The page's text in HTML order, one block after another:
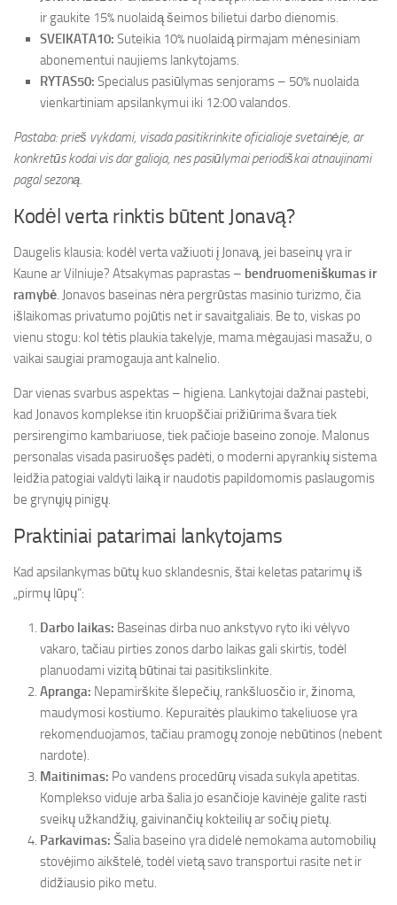
ir gaukite 15% nuolaidą šeimos bilietui darbo dienomis.
SVEIKATA10: Suteikia 10% nuolaidą pirmajam mėnesiniam
abonementui naujiems lankytojams.
RYTAS50: Specialus pasiūlymas senjorams – 50% nuolaida
vienkartiniam apsilankymui iki 12:00 valandos.
Pastaba: prieš vykdami, visada pasitikrinkite oficialioje svetainėje, ar
konkretūs kodai vis dar galioja, nes pasiūlymai periodiškai atnaujinami
pagal sezoną.
Kodėl verta rinktis būtent Jonavą?
Daugelis klausia: kodėl verta važiuoti į Jonavą, jei baseinų yra ir
Kaune ar Vilniuje? Atsakymas paprastas – bendruomeniškumas ir
ramybė. Jonavos baseinas nėra pergrūstas masinio turizmo, čia
išlaikomas privatumo pojūtis net ir savaitgaliais. Be to, viskas po
vienu stogu: kol tėtis plaukia takelyje, mama mėgaujasi masažu, o
vaikai saugiai pramogauja ant kalnelio.
Dar vienas svarbus aspektas – higiena. Lankytojai dažnai pastebi,
kad Jonavos komplekse itin kruopščiai prižiūrima švara tiek
persirengimo kambariuose, tiek pačioje baseino zonoje. Malonus
personalas visada pasiruošęs padėti, o moderni apyrankių sistema
leidžia patogiai valdyti laiką ir naudotis papildomomis paslaugomis
be grynųjų pinigų.
Praktiniai patarimai lankytojams
Kad apsilankymas būtų kuo sklandesnis, štai keletas patarimų iš
„pirmų lūpų“:
Darbo laikas: Baseinas dirba nuo ankstyvo ryto iki vėlyvo
vakaro, tačiau pirties zonos darbo laikas gali skirtis, todėl
planuodami vizitą būtinai tai pasitikslinkite.
Apranga: Nepamirškite šlepečių, rankšluosčio ir, žinoma,
maudymosi kostiumo. Kepuraitės plaukimo takeliuose yra
rekomenduojamos, tačiau pramogų zonoje nebūtinos (nebent
nardote).
Maitinimas: Po vandens procedūrų visada sukyla apetitas.
Komplekso viduje arba šalia jo esančioje kavinėje galite rasti
sveikų užkandžių, gaivinančių kokteilių ar sočių pietų.
Parkavimas: Šalia baseino yra didelė nemokama automobilių
stovėjimo aikštelė, todėl vietą savo transportui rasite net ir
didžiausio piko metu.